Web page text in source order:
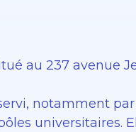
au 237 avenue
notamment
universitaires.